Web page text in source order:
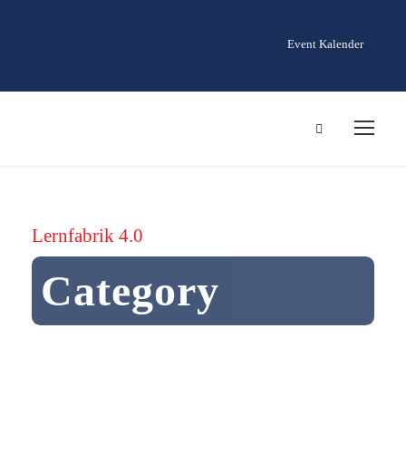
Event Kalender
Lernfabrik 4.0
Category